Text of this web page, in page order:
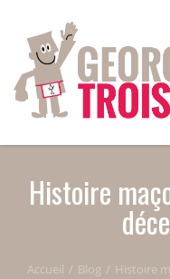
Histoire
Accueil Blog Histoire